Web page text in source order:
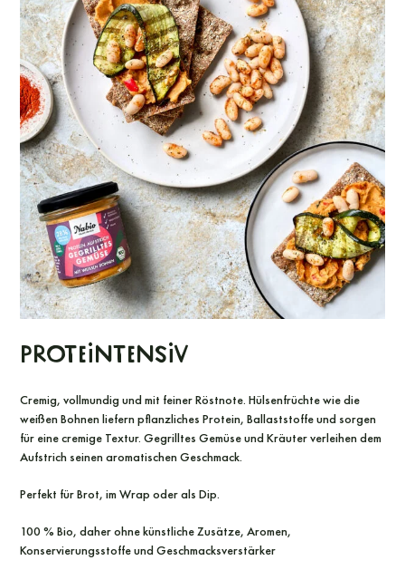
PROTEINTENSIV
Cremig, vollmundig und mit feiner Röstnote. Hülsenfrüchte wie die
weißen Bohnen liefern pflanzliches Protein, Ballaststoffe und sorgen
für eine cremige Textur. Gegrilltes Gemüse und Kräuter verleihen dem
Aufstrich seinen aromatischen Geschmack.
Perfekt für Brot, im Wrap oder als Dip.
100 % Bio, daher ohne künstliche Zusätze, Aromen,
Konservierungsstoffe und Geschmacksverstärker